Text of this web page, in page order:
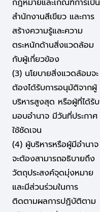
สำนักงานสีเขียว และการ
สร้างความรู้และความ
ตระหนักด้านสิ่งแวดล้อม
กับผู้เกี่ยวข้อง
(3) นโยบายสิ่งแวดล้อมจะ
ต้องได้รับการอนุมัติจากผู้
บริหารสูงสุด หรือผู้ที่ได้รับ
มอบอำนาจ มีวันที่ประกาศ
ใช้ชัดเจน
(4) ผู้บริหารหรือผู้มีอำนาจ
จะต้องสามารถอธิบายถึง
วัตถุประสงค์จุดมุ่งหมาย
และมีส่วนร่วมในการ
ติดตามผลการปฏิบัติตาม